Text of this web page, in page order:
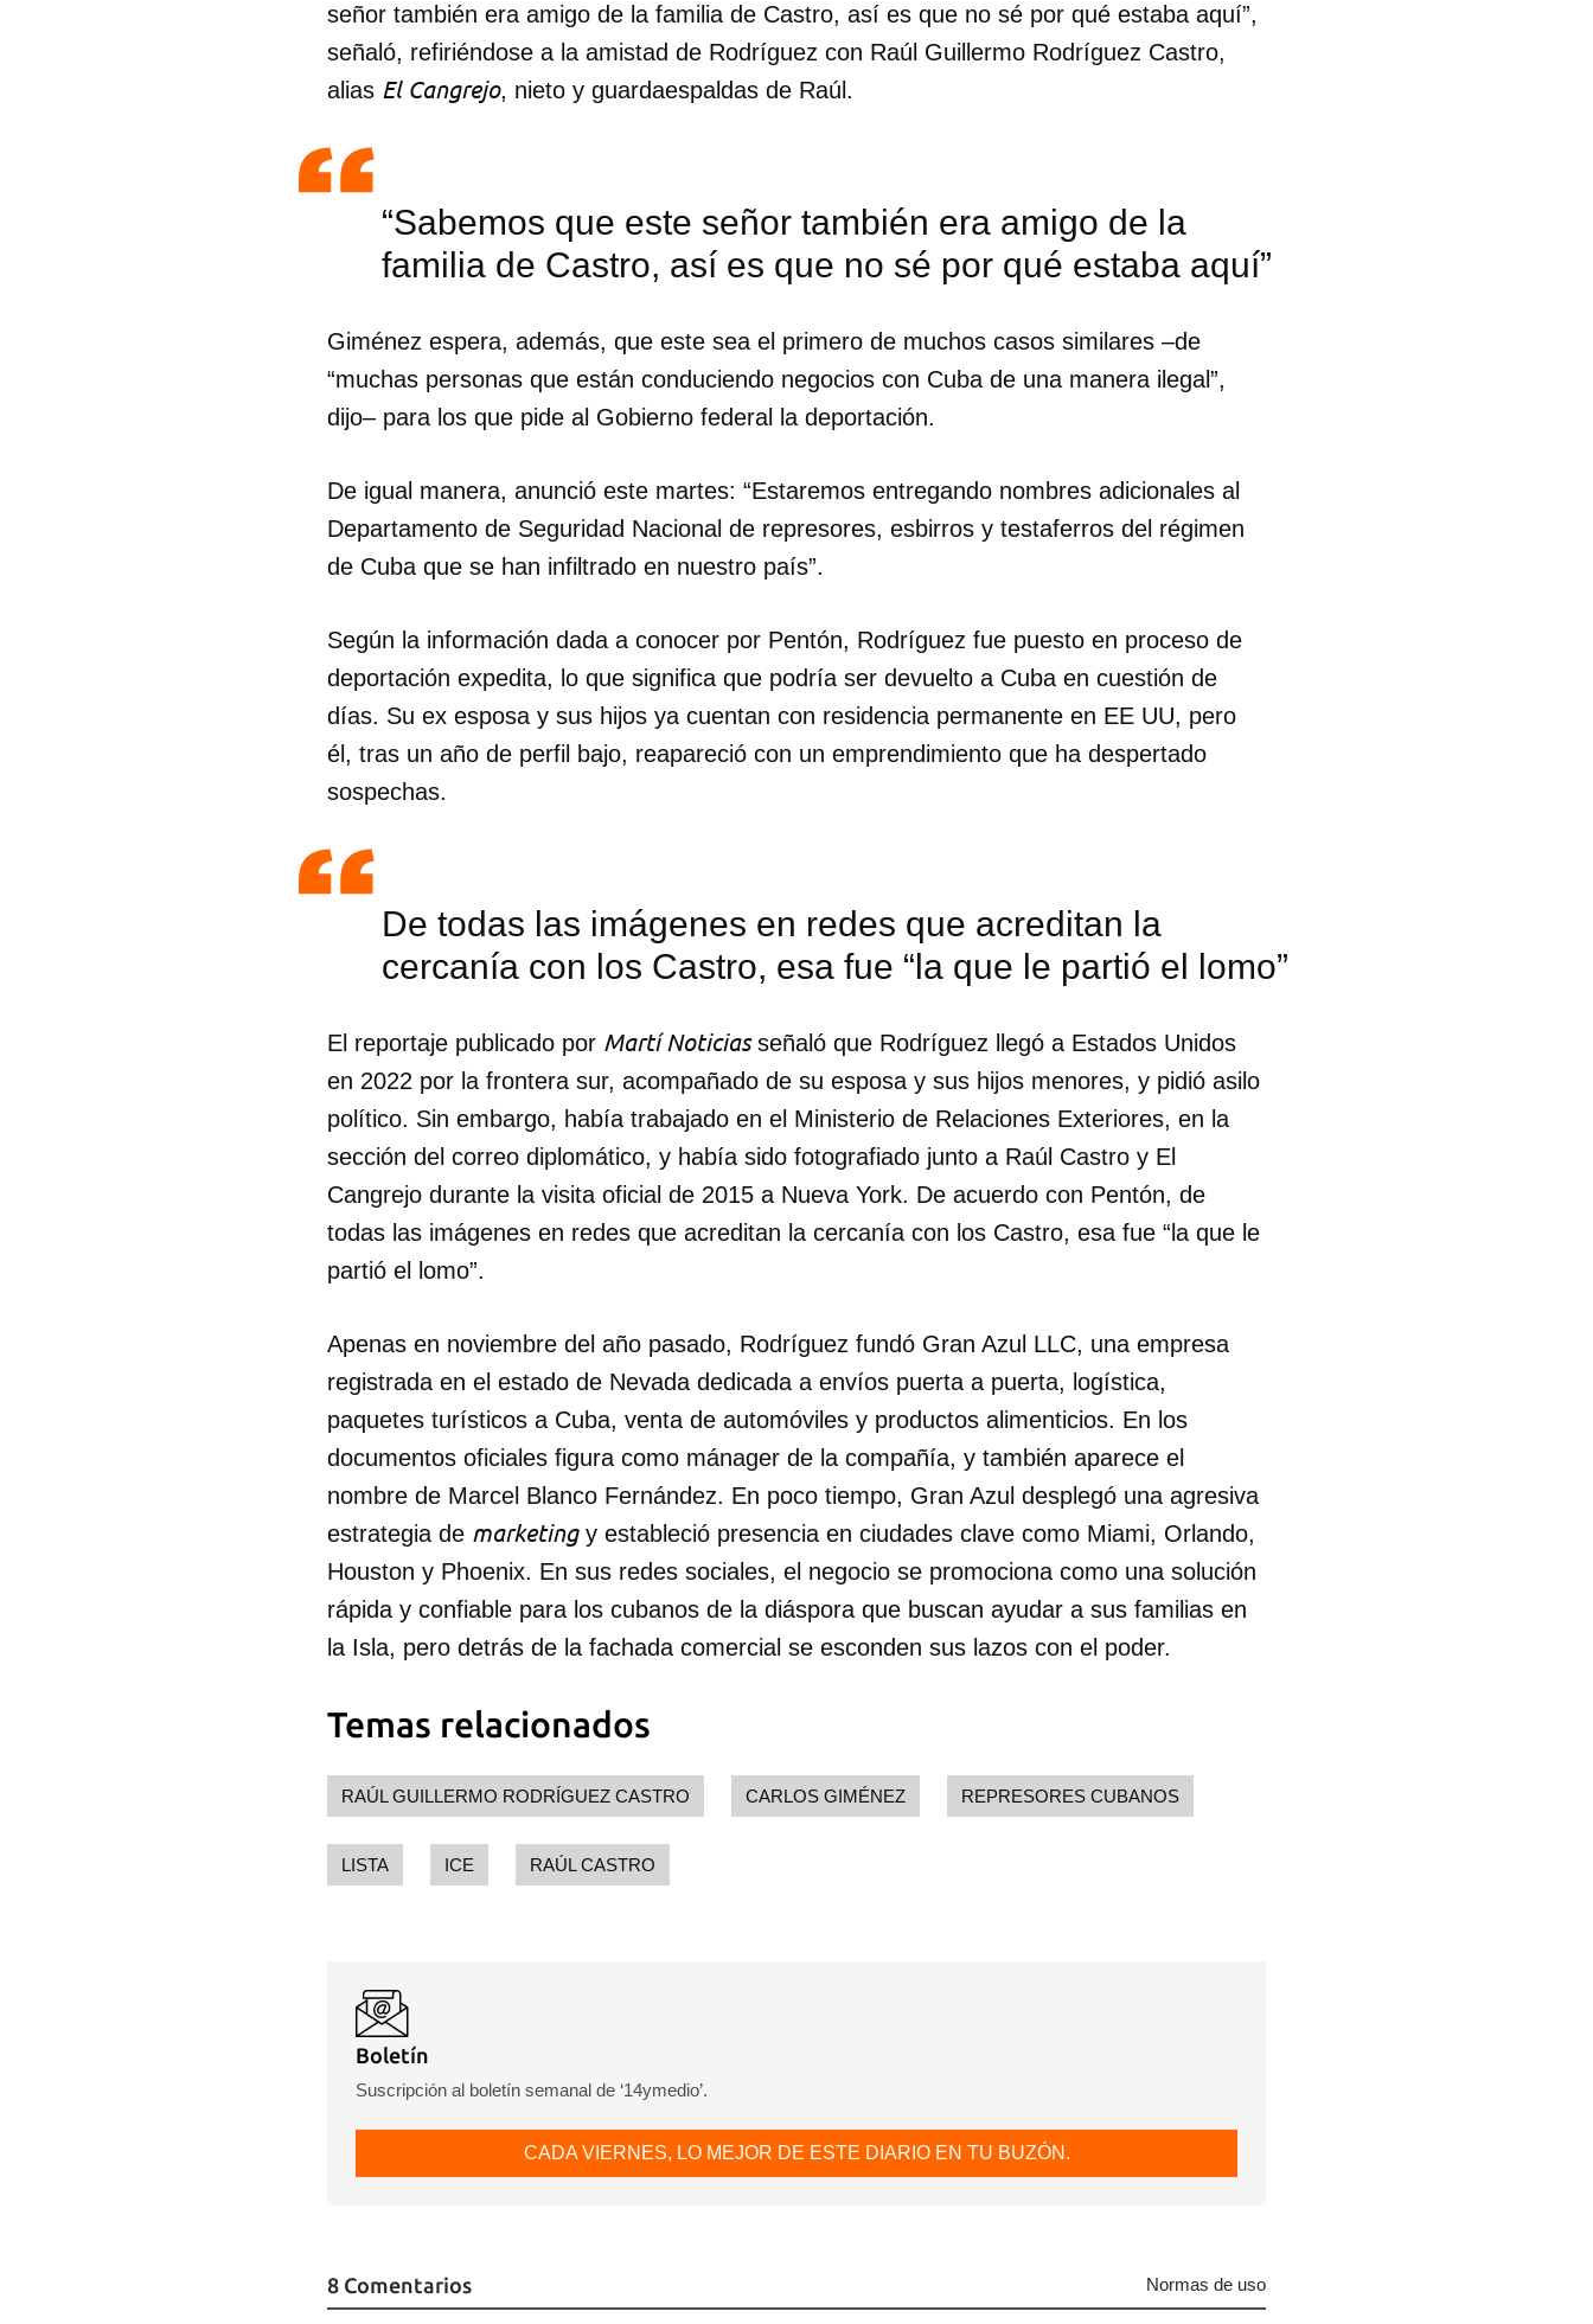
Guardar como favorito
Para poder guardar como favorito, primero has de iniciar sesión con tu
cuenta de 14ymedio.
señor también era amigo de la familia de Castro, así es que no sé por qué estaba aquí”,
señaló, refiriéndose a la amistad de Rodríguez con Raúl Guillermo Rodríguez Castro,
alias El Cangrejo, nieto y guardaespaldas de Raúl.
“Sabemos que este señor también era amigo de la
familia de Castro, así es que no sé por qué estaba aquí”
Giménez espera, además, que este sea el primero de muchos casos similares –de
“muchas personas que están conduciendo negocios con Cuba de una manera ilegal”,
dijo– para los que pide al Gobierno federal la deportación.
De igual manera, anunció este martes: “Estaremos entregando nombres adicionales al
Departamento de Seguridad Nacional de represores, esbirros y testaferros del régimen
de Cuba que se han infiltrado en nuestro país”.
Según la información dada a conocer por Pentón, Rodríguez fue puesto en proceso de
deportación expedita, lo que significa que podría ser devuelto a Cuba en cuestión de
días. Su ex esposa y sus hijos ya cuentan con residencia permanente en EE UU, pero
él, tras un año de perfil bajo, reapareció con un emprendimiento que ha despertado
sospechas.
De todas las imágenes en redes que acreditan la
cercanía con los Castro, esa fue “la que le partió el lomo”
El reportaje publicado por Martí Noticiasseñaló que Rodríguez llegó a Estados Unidos
en 2022 por la frontera sur, acompañado de su esposa y sus hijos menores, y pidió asilo
político. Sin embargo, había trabajado en el Ministerio de Relaciones Exteriores, en la
sección del correo diplomático, y había sido fotografiado junto a Raúl Castro y El
Cangrejo durante la visita oficial de 2015 a Nueva York. De acuerdo con Pentón, de
todas las imágenes en redes que acreditan la cercanía con los Castro, esa fue “la que le
partió el lomo”.
Apenas en noviembre del año pasado, Rodríguez fundó Gran Azul LLC, una empresa
registrada en el estado de Nevada dedicada a envíos puerta a puerta, logística,
paquetes turísticos a Cuba, venta de automóviles y productos alimenticios. En los
documentos oficiales figura como mánager de la compañía, y también aparece el
nombre de Marcel Blanco Fernández. En poco tiempo, Gran Azul desplegó una agresiva
estrategia de marketingy estableció presencia en ciudades clave como Miami, Orlando,
Houston y Phoenix. En sus redes sociales, el negocio se promociona como una solución
rápida y confiable para los cubanos de la diáspora que buscan ayudar a sus familias en
la Isla, pero detrás de la fachada comercial se esconden sus lazos con el poder.
Temas relacionados
RAÚL GUILLERMO RODRÍGUEZ CASTRO CARLOS GIMÉNEZ REPRESORES CUBANOS
LISTA ICE RAÚL CASTRO
Boletín
Suscripción al boletín semanal de ‘14ymedio’.
CADA VIERNES, LO MEJOR DE ESTE DIARIO EN TU BUZÓN.
8 Comentarios Normas de uso